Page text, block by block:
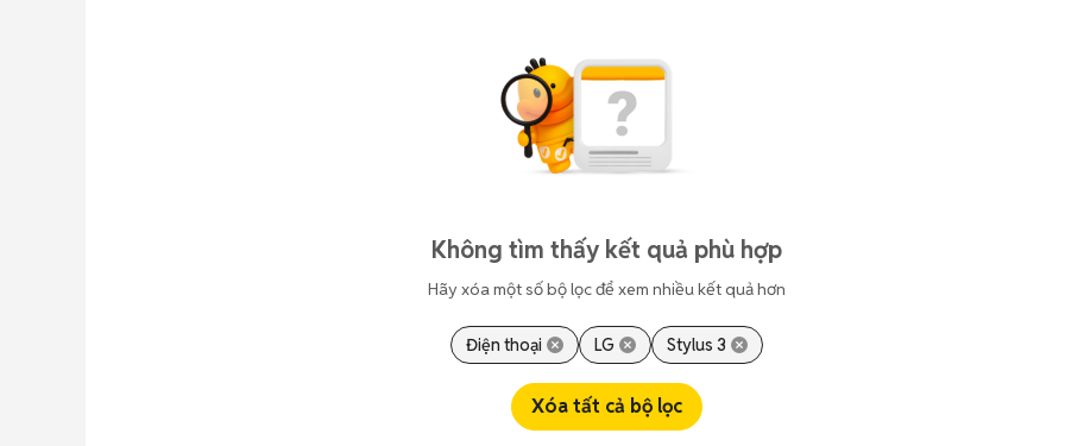
Không tìm thấy kết quả phù hợp
Hãy xóa một số bộ lọc để xem nhiều kết quả hơn
Điện thoại LG Stylus 3
Xóa tất cả bộ lọc